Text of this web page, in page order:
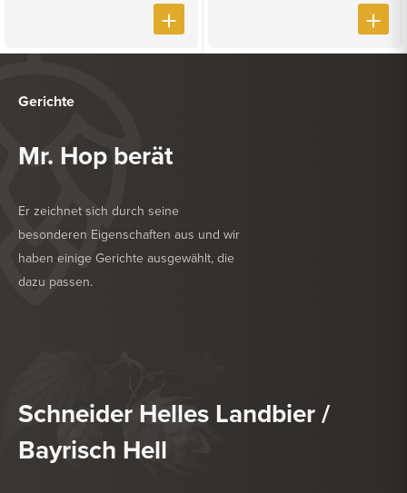
Gerichte
Mr. Hop berät
Er zeichnet sich durch seine
besonderen Eigenschaften aus und wir
haben einige Gerichte ausgewählt, die
dazu passen.
KÖSTLICH ZU
Schneider Helles Landbier /
Bayrisch Hell